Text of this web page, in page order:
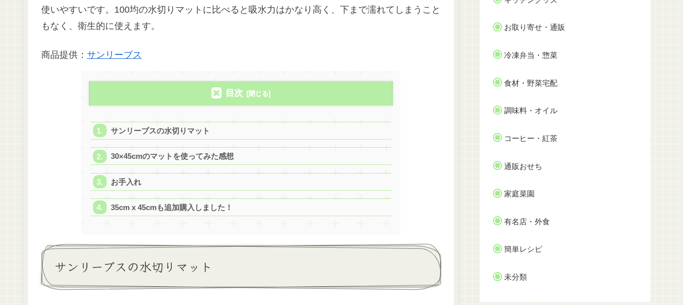
使いやすいです。100均の水切りマットに比べると吸水力はかなり高く、下まで濡れてしまうこと
もなく、衛生的に使えます。
商品提供： サンリーブス
目次
サンリーブスの水切りマット
30×45cmのマットを使ってみた感想
お手入れ
35cm x 45cmも追加購入しました！
サンリーブスの水切りマット
お取り寄せ・通販
冷凍弁当・惣菜
食材・野菜宅配
調味料・オイル
コーヒー・紅茶
通販おせち
家庭菜園
有名店・外食
簡単レシピ
未分類